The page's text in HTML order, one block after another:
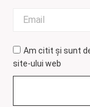
Am citit și sunt
site-ului web